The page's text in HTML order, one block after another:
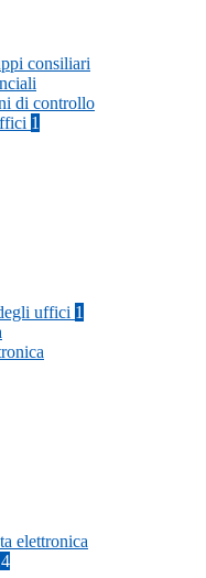
consiliari
di controllo
1
uffici 1
elettronica